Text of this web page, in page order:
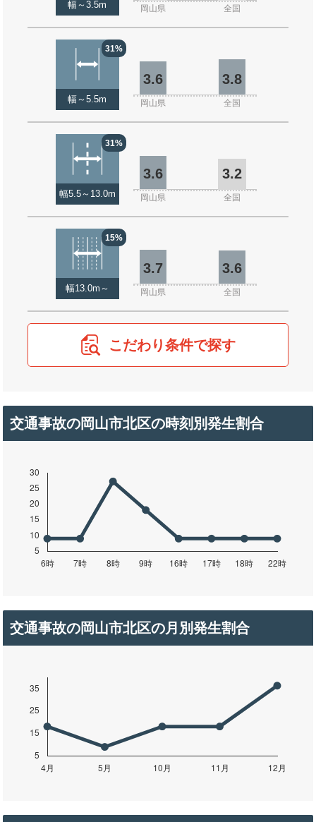
幅～3.5m 岡山県 全国
31%
幅～5.5m
3.6 3.8
岡山県 全国
31%
幅5.5～13.0m
3.6 3.2
岡山県 全国
15%
幅13.0m～
3.7 3.6
岡山県 全国
こだわり条件で探す
交通事故の岡山市北区の時刻別発生割合
交通事故の岡山市北区の月別発生割合